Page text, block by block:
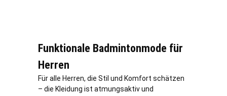
Funktionale Badmintonmode für
Herren
Für alle Herren, die Stil und Komfort schätzen
– die Kleidung ist atmungsaktiv und